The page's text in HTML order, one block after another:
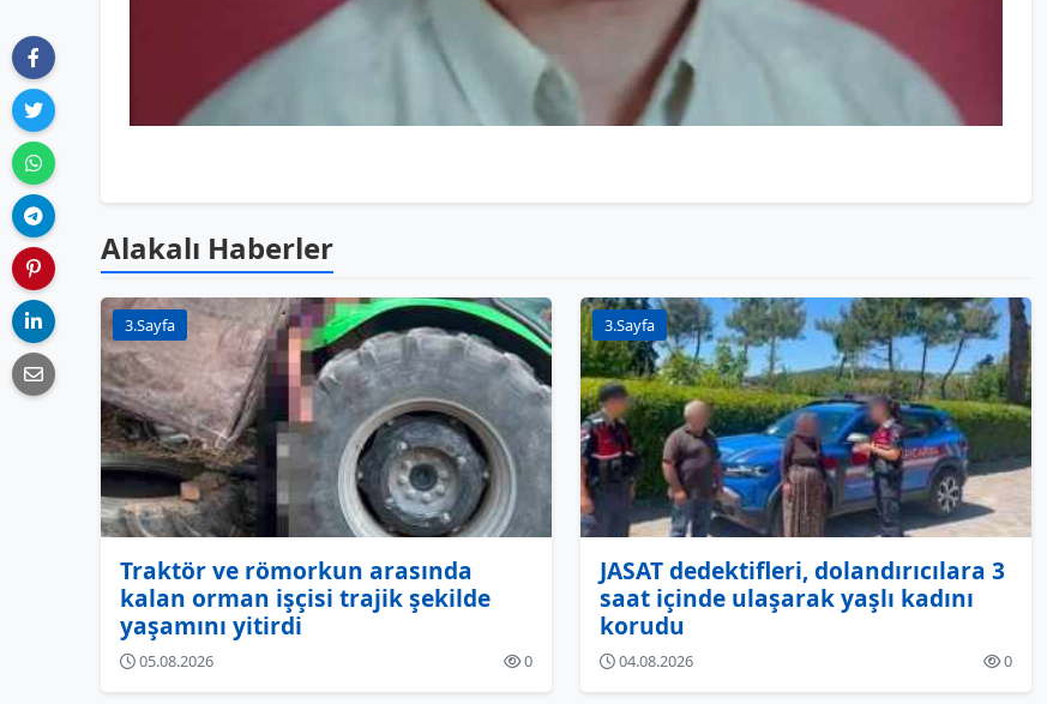
Alakalı Haberler
3.Sayfa
Traktör ve römorkun arasında
kalan orman işçisi trajik şekilde
yaşamını yitirdi
05.08.2026 0
3.Sayfa
JASAT dedektifleri, dolandırıcılara 3
saat içinde ulaşarak yaşlı kadını
korudu
04.08.2026 0